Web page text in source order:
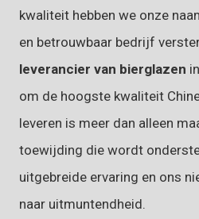
kwaliteit hebben we onze
en betrouwbaar bedrijf
leverancier van bierglazen
om de hoogste kwaliteit
leveren is meer dan alleen
toewijding die wordt
uitgebreide ervaring en ons
naar uitmuntendheid.